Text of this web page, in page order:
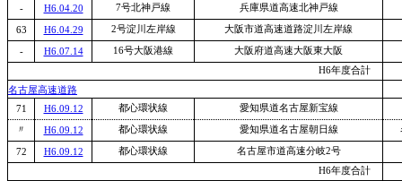
- H6.04.20 7号北神戸線 兵庫県道高速北神戸線
63 H6.04.29 2号淀川左岸線 大阪市道高速道路淀川左岸線
- H6.07.14 16号大阪港線
大阪府道高速大阪東大阪
H6年度合計
名古屋高速道路
71
H6.09.12 都心環状線 愛知県道名古屋新宝線
〃 H6.09.12 都心環状線 愛知県道名古屋朝日線
72 H6.09.12 都心環状線
名古屋市道高速分岐2号
H6年度合計